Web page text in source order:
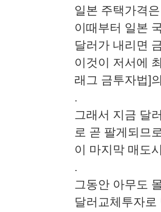
일본 주택가격
이때부터 일본
달러가 내리면
이것이 저서에
래그 금투자법]
.
그래서 지금 달
로 곧 팔게되므
이 마지막 매도
.
그동안 아무도
달러교체투자